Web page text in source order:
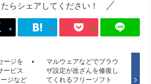
らシェアしてください！
ージを
ービス
ジなど
マルウェアなどでブラウ
ザ設定が改ざんを修復し
てくれるフリーソフト